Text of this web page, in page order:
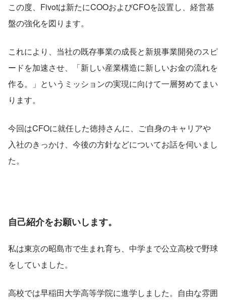
この度、Fivotは新たにCOOおよびCFOを設置し、経営基
盤の強化を図ります。
これにより、当社の既存事業の成長と新規事業開発のスピ
ードを加速させ、「新しい産業構造に新しいお金の流れを
作る。」というミッションの実現に向けて一層努めてまい
ります。
今回はCFOに就任した徳持さんに、ご自身のキャリアや
入社のきっかけ、今後の方針などについてお話を伺いまし
た。
自己紹介をお願いします。
私は東京の昭島市で生まれ育ち、中学まで公立高校で野球
をしていました。
高校では早稲田大学高等学院に進学しました。自由な雰囲